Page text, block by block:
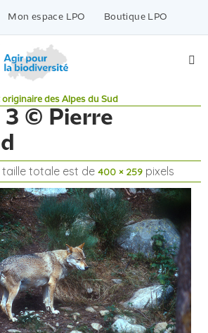
Mon espace LPO Boutique LPO
des Alpes du Sud
3 © Pierre
taille totale est de400 × 259 pixels